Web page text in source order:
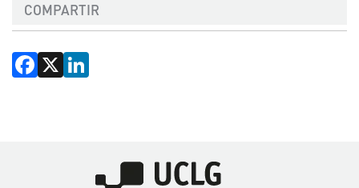
COMPARTIR
Facebook
X
Imagen